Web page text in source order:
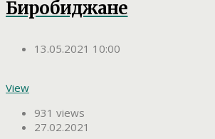
Биробиджане
13.05.2021 10:00
View
931 views
27.02.2021